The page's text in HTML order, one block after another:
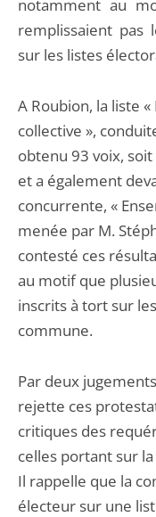
notamment au
remplissaient pas
sur les listes
A Roubion, la liste
collective »,
obtenu 93 voix,
et a également
concurrente, «
menée par M.
contesté ces
au motif que
inscrits à tort sur
commune.
Par deux
rejette ces
critiques des
celles portant sur
Il rappelle que la
électeur sur une